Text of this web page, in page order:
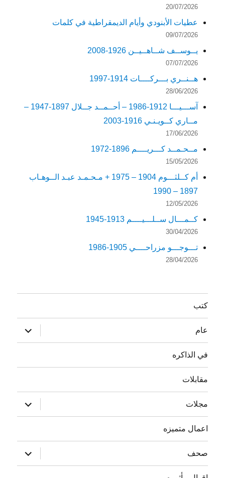
20/07/2026
عطيات الأبنودي وأيام الديمقراطية في كلمات
09/07/2026
يــوســف شــاهــيــن 1926-2008
07/07/2026
هــنــري بـــركــــات 1914-1997
28/06/2026
آســـيـــا 1912-1986 – أحــمــد جــلال 1897-1947 –
مــاري كــويـنـي 1916-2003
17/06/2026
مــحـمــد كـــريــــم 1896-1972
15/05/2026
أم كــلثـــوم 1904 – 1975 + مـحـمـد عبـد الــوهـاب
1897 – 1990
12/05/2026
كــمـــال ســلـــيــــم 1913-1945
30/04/2026
تـــوجـــو مزراحــــي 1905-1986
28/04/2026
كتب
عام
توسيع
القائمة
الفرعية
في الذاكره
مقابلات
مجلات
توسيع
القائمة
الفرعية
اعمال متميزه
صحف
توسيع
القائمة
الفرعية